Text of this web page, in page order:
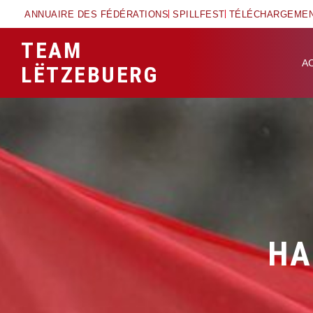
ANNUAIRE DES FÉDÉRATIONS SPILLFEST
TEAM
LËTZEBUERG